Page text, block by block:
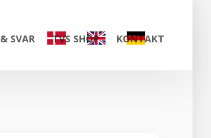
SVAR TVS SHOP KONTAKT